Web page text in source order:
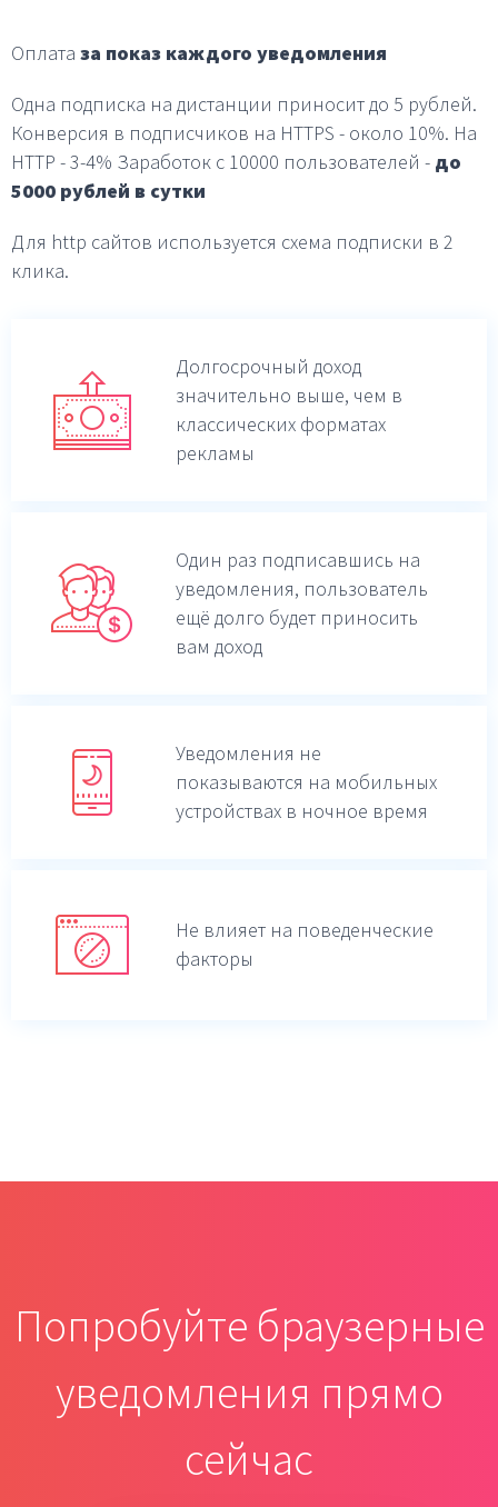
Оплата за показ каждого уведомления
Одна подписка на дистанции приносит до 5 рублей.
Конверсия в подписчиков на HTTPS - около 10%. На
HTTP - 3-4% Заработок с 10000 пользователей - до
5000 рублей в сутки
Для http сайтов используется схема подписки в 2
клика.
Долгосрочный доход
значительно выше, чем в
классических форматах
рекламы
Один раз подписавшись на
уведомления, пользователь
ещё долго будет приносить
вам доход
Уведомления не
показываются на мобильных
устройствах в ночное время
Не влияет на поведенческие
факторы
Попробуйте браузерные
уведомления прямо
сейчас